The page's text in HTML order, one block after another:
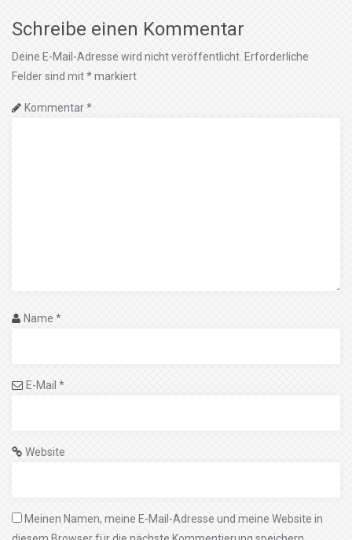
Schreibe einen Kommentar
Deine E-Mail-Adresse wird nicht veröffentlicht. Erforderliche
Felder sind mit*markiert
Kommentar*
Name *
E-Mail *
Website
Meinen Namen, meine E-Mail-Adresse und meine Website in